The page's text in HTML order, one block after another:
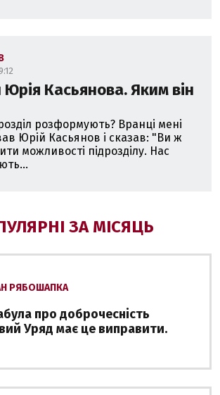
Юрія Касьянова. Яким він
розформують? Вранці мені
Юрій Касьянов і сказав: "Ви ж
можливості підрозділу. Нас
ЗА МІСЯЦЬ
РЯБОШАПКА
про доброчесність
Уряд має це виправити.